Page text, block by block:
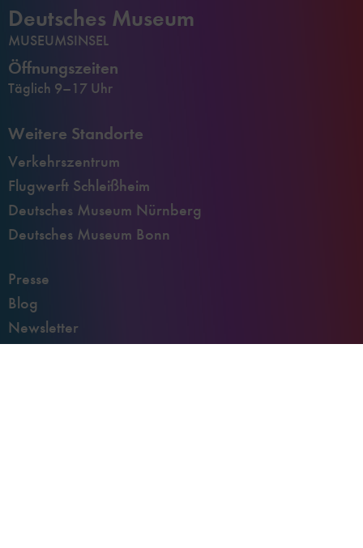
Deutsches Museum
MUSEUMSINSEL
Öffnungszeiten
Täglich 9–17 Uhr
Weitere Standorte
Verkehrszentrum
Flugwerft Schleißheim
Deutsches Museum Nürnberg
Deutsches Museum Bonn
Presse
Blog
Newsletter